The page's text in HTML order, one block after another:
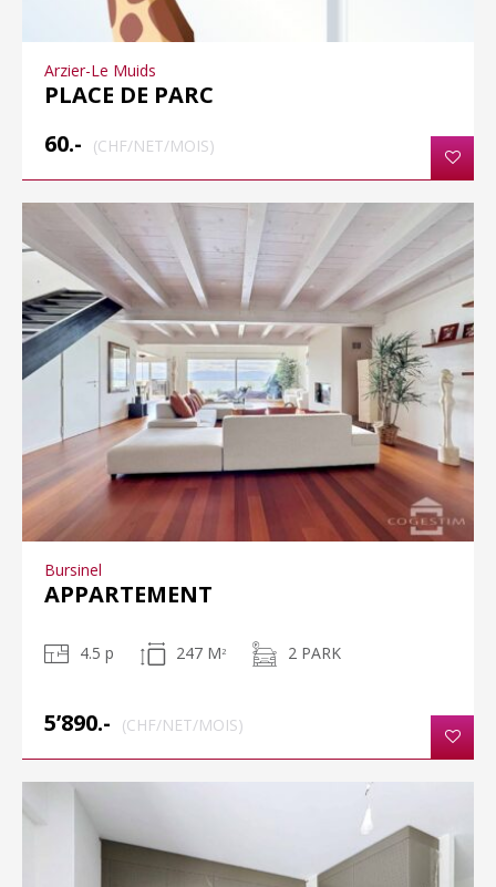
Arzier-Le Muids
PLACE DE PARC
60.-
(CHF/NET/MOIS)
Bursinel
APPARTEMENT
4.5 p 247 M 2 2 PARK
5’890.- (CHF/NET/MOIS)